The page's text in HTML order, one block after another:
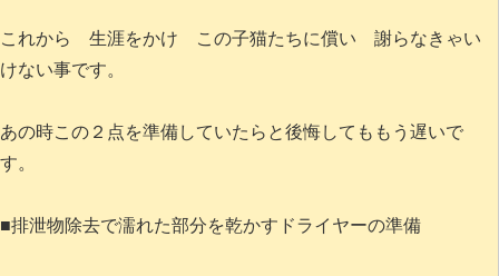
これから 生涯をかけ この子猫たちに償い 謝らなきゃい
けない事です。
あの時この２点を準備していたらと後悔してももう遅いで
す。
■排泄物除去で濡れた部分を乾かすドライヤーの準備